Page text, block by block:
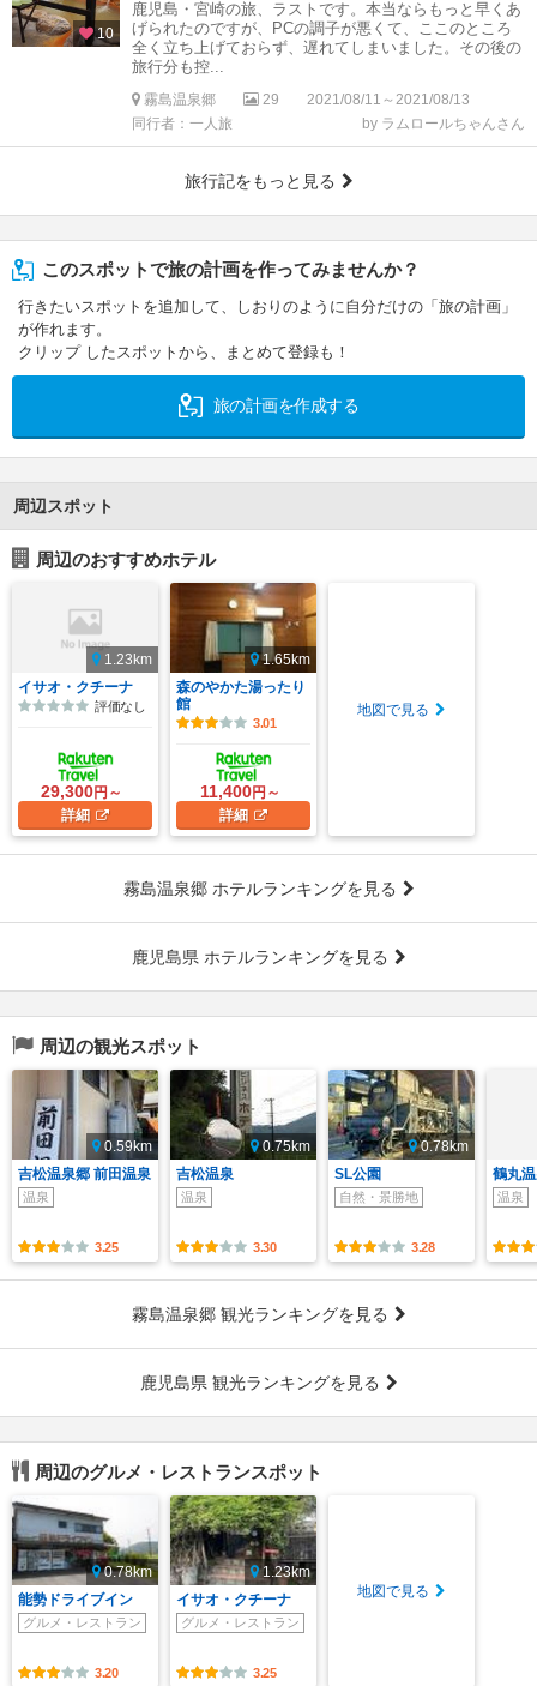
10
鹿児島・宮崎の旅、ラストです。本当ならもっと早くあ
げられたのですが、PCの調子が悪くて、ここのところ
全く立ち上げておらず、遅れてしまいました。その後の
旅行分も控...
霧島温泉郷 29
2021/08/11～2021/08/13
同行者：一人旅
by ラムロールちゃんさん
旅行記をもっと見る
このスポットで旅の計画を作ってみませんか？
行きたいスポットを追加して、しおりのように自分だけの「旅の計画」
が作れます。
クリップ したスポットから、まとめて登録も！
旅の計画を作成する
周辺スポット
周辺のおすすめホテル
1.23km
イサオ・クチーナ
評価なし
29,300円～
詳細
1.65km
森のやかた湯ったり
館
3.01
11,400円～
詳細
地図で見る
霧島温泉郷 ホテルランキングを見る
鹿児島県 ホテルランキングを見る
周辺の観光スポット
0.59km
吉松温泉郷 前田温泉
温泉
3.25
0.75km
吉松温泉
温泉
3.30
0.78km
SL公園
自然・景勝地
3.28
鶴丸
温泉
霧島温泉郷 観光ランキングを見る
鹿児島県 観光ランキングを見る
周辺のグルメ・レストランスポット
0.78km
能勢ドライブイン
グルメ・レストラン
3.20
1.23km
イサオ・クチーナ
グルメ・レストラン
3.25
地図で見る